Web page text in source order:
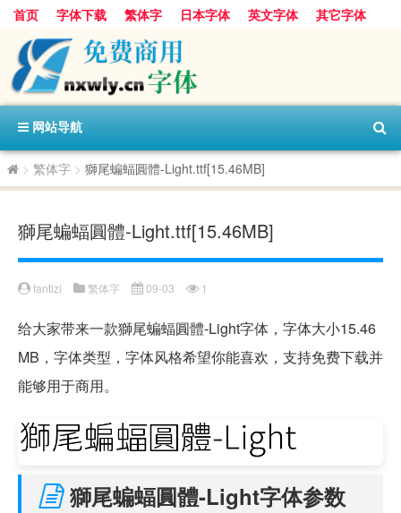
首页 字体下载 繁体字 日本字体 英文字体
其它字体
阿里巴巴字体
字体分类
网站导航
> 繁体字 > 獅尾蝙蝠圓體-Light.ttf[15.46MB]
獅尾蝙蝠圓體-Light.ttf[15.46MB]
fantizi 繁体字 09-03 1
给大家带来一款獅尾蝙蝠圓體-Light字体，字体大小15.46
MB，字体类型，字体风格希望你能喜欢，支持免费下载并
能够用于商用。
獅尾蝙蝠圓體-Light字体参数